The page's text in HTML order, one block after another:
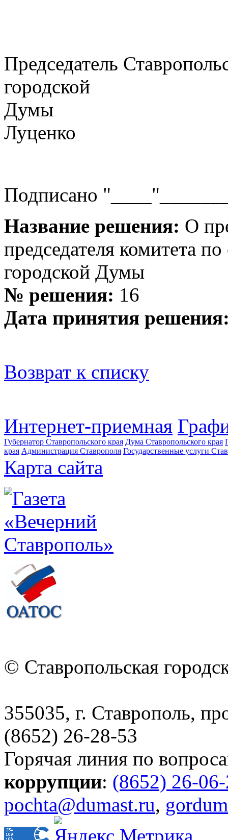
Председатель
городской
Луценко
Подписано
Название решения: О
председателя комитета
городской Думы
№ решения: 16
Дата принятия
Возврат к списку
Интернет-приемная
Губернатор Ставропольского края Дума Ставропольского края
края Администрация Ставрополя Государственные услуги
Карта сайта
© Ставропольская
355035, г. Ставрополь,
(8652) 26-28-53
Горячая линия по
коррупции: (8652) 26-
pochta@dumast.ru,